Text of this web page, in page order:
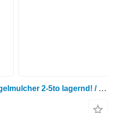
Seppi M M. H3 105 / Schlegelmulcher 2-5to lagernd! / NEU